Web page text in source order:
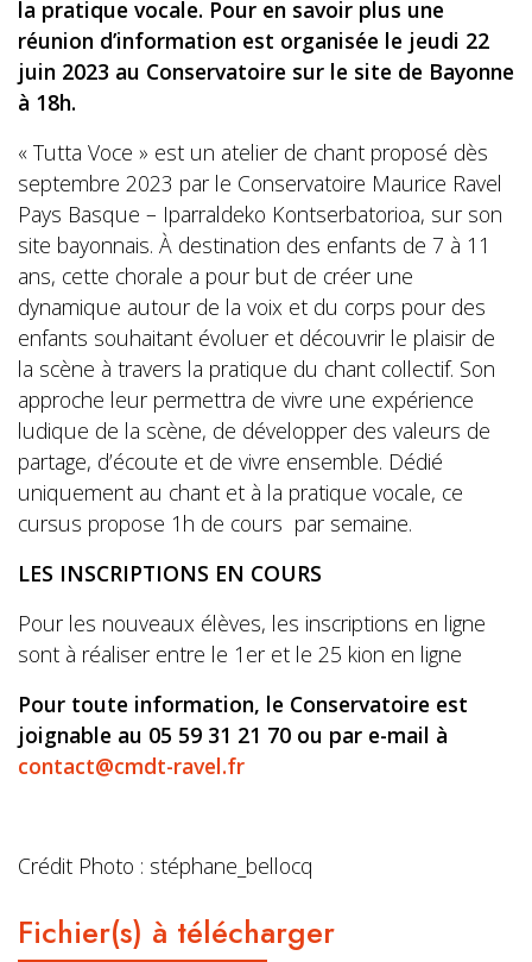
la pratique vocale. Pour en savoir plus une
réunion d’information est organisée le jeudi 22
juin 2023 au Conservatoire sur le site de Bayonne
à 18h.
« Tutta Voce » est un atelier de chant proposé dès
septembre 2023 par le Conservatoire Maurice Ravel
Pays Basque – Iparraldeko Kontserbatorioa, sur son
site bayonnais. À destination des enfants de 7 à 11
ans, cette chorale a pour but de créer une
dynamique autour de la voix et du corps pour des
enfants souhaitant évoluer et découvrir le plaisir de
la scène à travers la pratique du chant collectif. Son
approche leur permettra de vivre une expérience
ludique de la scène, de développer des valeurs de
partage, d’écoute et de vivre ensemble. Dédié
uniquement au chant et à la pratique vocale, ce
cursus propose 1h de cours par semaine.
LES INSCRIPTIONS EN COURS
Pour les nouveaux élèves, les inscriptions en ligne
sont à réaliser entre le 1er et le 25 kion en ligne
Pour toute information, le Conservatoire est
joignable au 05 59 31 21 70 ou par e-mail à
contact@cmdt-ravel.fr
Crédit Photo : stéphane_bellocq
Fichier(s) à télécharger